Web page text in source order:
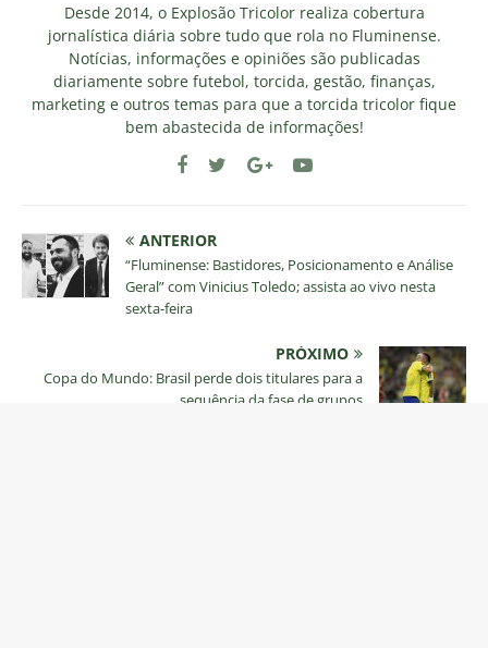
Desde 2014, o Explosão Tricolor realiza cobertura
jornalística diária sobre tudo que rola no Fluminense.
Notícias, informações e opiniões são publicadas
diariamente sobre futebol, torcida, gestão, finanças,
marketing e outros temas para que a torcida tricolor fique
bem abastecida de informações!
ANTERIOR
“Fluminense: Bastidores, Posicionamento e Análise
Geral” com Vinicius Toledo; assista ao vivo nesta
sexta-feira
PRÓXIMO
Copa do Mundo: Brasil perde dois titulares para a
sequência da fase de grupos